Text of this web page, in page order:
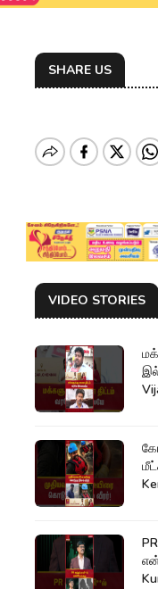
SHARE US
VIDEO STORIES
இல்லையே